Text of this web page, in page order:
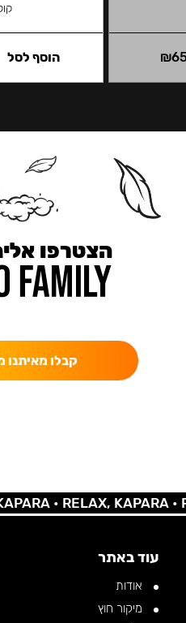
₪ הוסף לסל
הצטרפו
קבלו מאיתנו
•RELAX, KAPARA •
עוד באתר
אודות
מיקור חוץ